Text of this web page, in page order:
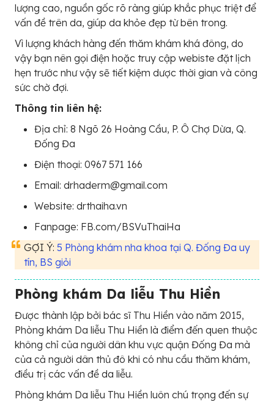
lượng cao, nguồn gốc rõ ràng giúp khắc phục triệt để
vấn đề trên da, giúp da khỏe đẹp từ bên trong.
Vì lượng khách hàng đến thăm khám khá đông, do
vậy bạn nên gọi điện hoặc truy cập webiste đặt lịch
hẹn trước như vậy sẽ tiết kiệm dược thời gian và công
sức chờ đợi.
Thông tin liên hệ:
Địa chỉ: 8 Ngõ 26 Hoàng Cầu, P. Ô Chợ Dừa, Q.
Đống Đa
Điện thoại: 0967 571 166
Email: drhaderm@gmail.com
Website: drthaiha.vn
Fanpage: FB.com/BSVuThaiHa
GỢI Ý: 5 Phòng khám nha khoa tại Q. Đống Đa uy
tín, BS giỏi
Phòng khám Da liễu Thu Hiền
Được thành lập bởi bác sĩ Thu Hiền vào năm 2015,
Phòng khám Da liễu Thu Hiền là điểm đến quen thuộc
không chỉ của người dân khu vực quận Đống Đa mà
của cả người dân thủ đô khi có nhu cầu thăm khám,
điều trị các vấn đề da liễu.
Phòng khám Da liễu Thu Hiền luôn chú trọng đến sự